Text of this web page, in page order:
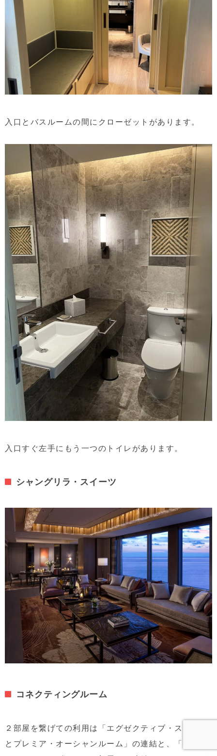
入口とバスルームの間にクローゼットがあります。
入口すぐ左手にもう一つのトイレがあります。
シャングリラ・スイーツ
コネクティングルーム
２部屋を繋げての利用は「エグゼクティブ・スイーツ
とプレミア・オーシャンルーム」の連結と、「デラッ